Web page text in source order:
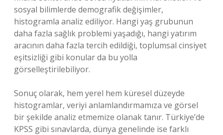
sosyal bilimlerde demografik değişimler,
histogramla analiz ediliyor. Hangi yaş grubunun
daha fazla sağlık problemi yaşadığı, hangi yatırım
aracının daha fazla tercih edildiği, toplumsal cinsiyet
eşitsizliği gibi konular da bu yolla
görselleştirilebiliyor.
Sonuç olarak, hem yerel hem küresel düzeyde
histogramlar, veriyi anlamlandırmamıza ve görsel
bir şekilde analiz etmemize olanak tanır. Türkiye’de
KPSS gibi sınavlarda, dünya genelinde ise farklı